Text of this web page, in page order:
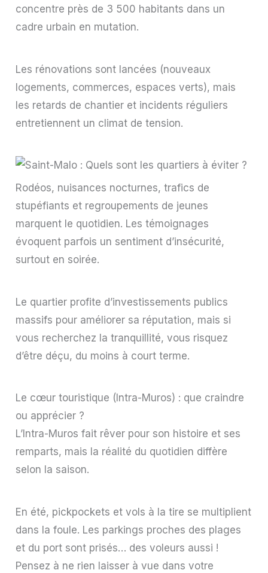
concentre près de 3 500 habitants dans un
cadre urbain en mutation.
Les rénovations sont lancées (nouveaux
logements, commerces, espaces verts), mais
les retards de chantier et incidents réguliers
entretiennent un climat de tension.
Rodéos, nuisances nocturnes, trafics de
stupéfiants et regroupements de jeunes
marquent le quotidien. Les témoignages
évoquent parfois un sentiment d’insécurité,
surtout en soirée.
Le quartier profite d’investissements publics
massifs pour améliorer sa réputation, mais si
vous recherchez la tranquillité, vous risquez
d’être déçu, du moins à court terme.
Le cœur touristique (Intra-Muros) : que craindre
ou apprécier ?
L’Intra-Muros fait rêver pour son histoire et ses
remparts, mais la réalité du quotidien diffère
selon la saison.
En été, pickpockets et vols à la tire se multiplient
dans la foule. Les parkings proches des plages
et du port sont prisés… des voleurs aussi !
Pensez à ne rien laisser à vue dans votre